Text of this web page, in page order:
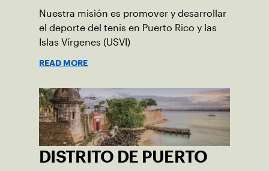
Nuestra misión es promover y desarrollar
el deporte del tenis en Puerto Rico y las
Islas Vírgenes (USVI)
READ MORE
DISTRITO DE PUERTO